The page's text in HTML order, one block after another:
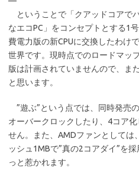
ということで「クアッドコアで
なエコPC」をコンセプトとする1
費電力版の新CPUに交換したわけ
世界です。現時点でのロードマッ
版は計画されていませんので、ま
と思います。
”遊ぶ”という点では、同時発売の
オーバークロックしたり、4コア
せん。また、AMDファンとしては
ッシュ1MBで”真の2コアダイ”を
っと惹かれます。